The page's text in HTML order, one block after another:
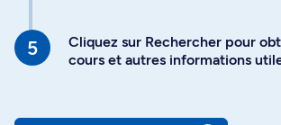
Cliquez sur Rechercher pour
cours et autres informations